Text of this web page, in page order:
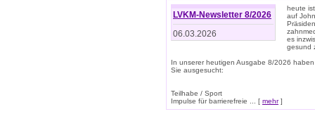
LVKM-Newsletter 8/2026
06.03.2026
heute
auf
es
gesund
In unserer heutigen Ausgabe 8/2026
Sie ausgesucht:
Teilhabe / Sport
Impulse für barrierefreie ... [ mehr]